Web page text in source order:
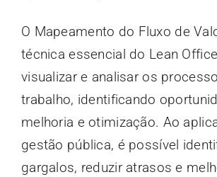
O Mapeamento do Fluxo de
técnica essencial do Lean
visualizar e analisar os
trabalho, identificando
melhoria e otimização. Ao
gestão pública, é possível
gargalos, reduzir atrasos e